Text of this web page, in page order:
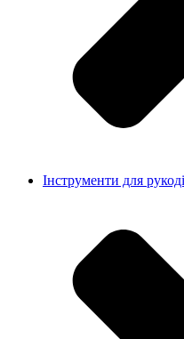
Інструменти для